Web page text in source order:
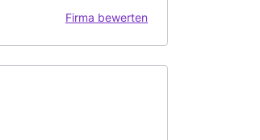
Firma bewerten